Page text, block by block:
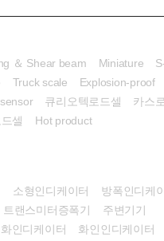
＆ Shear beam Miniature
Truck scale Explosion-proof
큐리오텍로드셀
카스
셀 Hot product
소형인디케이터
방폭인디케
트랜스미터증폭기
주변기기
인디케이터
화인인디케이터